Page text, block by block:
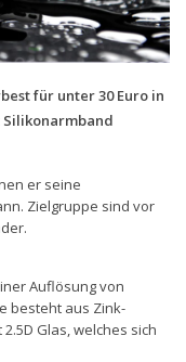
für unter 30 Euro in
Silikonarmband
er seine
Zielgruppe sind vor
Auflösung von
besteht aus Zink-
Glas, welches sich